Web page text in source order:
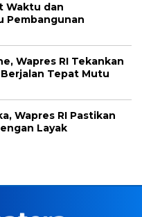
Waktu dan
Pembangunan
Wapres RI Tekankan
Tepat Mutu
Wapres RI Pastikan
Layak